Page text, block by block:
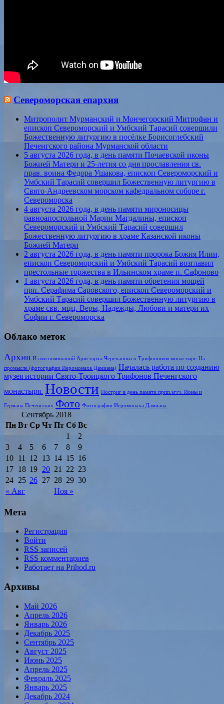
Североморская епархия
Митрополит Мурманский и Мончегорский Митрофан и
епископ Североморский и Умбский Тарасий совершили
Божественную литургию в посёлке Борисоглебский
Печенгского района Мурманской области
5 августа 2026 года, в день памяти Почаевской иконы
Божией Матери и 25-летия со дня прославления св.
прав. воина Федора Ушакова, епископ Североморский и
Умбский Тарасий совершил Божественную литургию в
Свято-Андреевском морском кафедральном соборе г.
Североморска
4 августа 2026 года, в день памяти мироносицы
равноапостольной Марии Магдалины, епископ
Североморский и Умбский Тарасий совершил
Божественную литургию в храме Казанской иконы
Божией Матери
2 августа 2026 года, в день памяти пророка Божия Илии,
епископ Североморский и Умбский Тарасий возглавил
престольные торжества в Ильинском храме п. Сафоново
1 августа 2026 года, в день памяти обретения мощей
прп. Серафима Саровского, епископ Североморский и
Умбский Тарасий совершил Божественную литургию в
храме свв. мцц. Веры, Надежды, Любови и матери их
Софии г. Североморска
Облако меток
Архив Из воспоминаний Аристарха Черепанова о Трифоновом монастыре На
промысле (фотографии Иеромонаха Дамиана) Началась работа по созданию
музея истории Свято-Троицкого Трифонов Печенгского
монастыря. Новости Постриг в день памяти прпп.мчч. Ионы и
Германа Печенгских Фото Фотографии Иеромонаха Дамиана
Сентябрь 2018
Пн Вт Ср Чт Пт Сб Вс
« Авг Ноя »
1
2
3
4 5 6 7 8
9
10 11 12 13 14 15 16
17 18 19 20 21 22 23
24 25 26 27 28 29 30
Мета
Регистрация
Войти
RSS записей
RSS комментариев
Работает на Prihod.ru
Архивы
Май 2026
Апрель 2026
Январь 2026
Декабрь 2025
Сентябрь 2025
Август 2025
Июнь 2025
Апрель 2025
Февраль 2025
Январь 2025
Декабрь 2024